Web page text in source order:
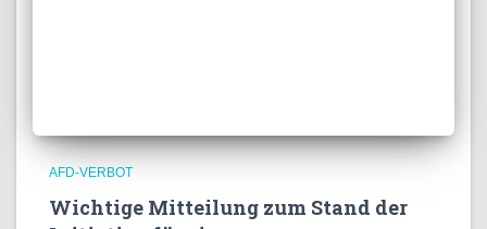
AFD-VERBOT
Wichtige Mitteilung zum Stand der